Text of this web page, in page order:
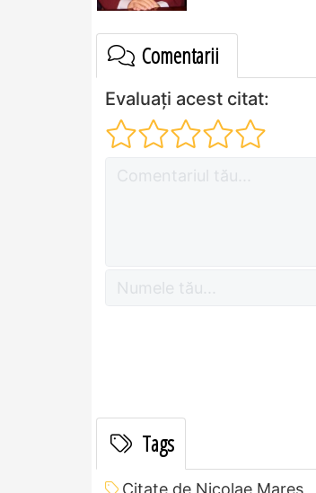
Comentarii
Evaluați acest citat:
Tags
Citate de Nicolae Mareș